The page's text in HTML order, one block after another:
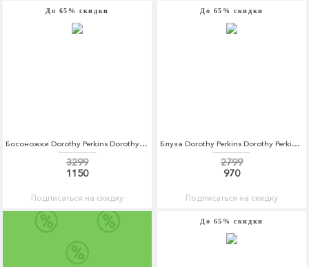
До 65% скидки
Босоножки Dorothy Perkins Dorothy Perkins DO005AWCEWO3
3299
1150
Подписаться на скидку
До 65% скидки
Блуза Dorothy Perkins Dorothy Perkins DO005EWCKZT3
2799
970
Подписаться на скидку
До 65% скидки